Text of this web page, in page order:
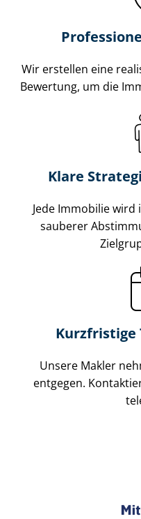
Wir erstellen eine
Bewertung, um die
Klare
Jede Immobilie
sauberer
Kurzfristige
Unsere Makler
entgegen.